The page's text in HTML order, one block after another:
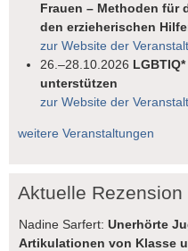
Frauen – Methoden für
den erzieherischen
zur Website der
26.–28.10.2026
unterstützen
zur Website der
weitere Veranstaltungen
Aktuelle Rezension
Nadine Sarfert:Unerhörte
Artikulationen von Klasse